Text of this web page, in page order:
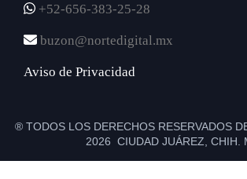
+52-656-383-25-28
buzon@nortedigital.mx
Aviso de Privacidad
® TODOS LOS DERECHOS RESERVADOS
2026 CIUDAD JUÁREZ, CHIH.